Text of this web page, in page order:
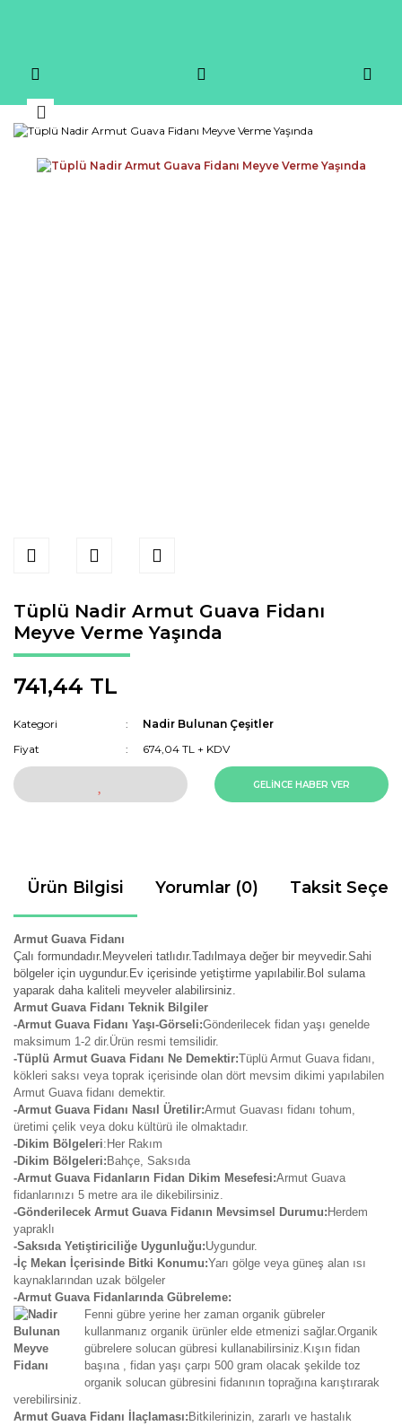
Tüplü Nadir Armut Guava Fidanı
Meyve Verme Yaşında
741,44 TL
Kategori
Nadir Bulunan Çeşitler
Fiyat
674,04 TL + KDV
GELİNCE HABER VER
Ürün Bilgisi Yorumlar (0) Taksit
Armut Guava Fidanı
Çalı formundadır.Meyveleri tatlıdır.Tadılmaya değer bir meyvedir.Sahi
bölgeler için uygundur.Ev içerisinde yetiştirme yapılabilir.Bol sulama
yaparak daha kaliteli meyveler alabilirsiniz.
Armut Guava Fidanı Teknik Bilgiler
-Armut Guava Fidanı Yaşı-Görseli:Gönderilecek fidan yaşı genelde
maksimum 1-2 dir.Ürün resmi temsilidir.
-Tüplü Armut Guava Fidanı Ne Demektir:Tüplü Armut Guava fidanı,
kökleri saksı veya toprak içerisinde olan dört mevsim dikimi yapılabilen
Armut Guava fidanı demektir.
-Armut Guava Fidanı Nasıl Üretilir:Armut Guavası fidanı tohum,
üretimi çelik veya doku kültürü ile olmaktadır.
-Dikim Bölgeleri:Her Rakım
-Dikim Bölgeleri: Bahçe, Saksıda
-Armut Guava Fidanların Fidan Dikim Mesefesi:Armut Guava
fidanlarınızı 5 metre ara ile dikebilirsiniz.
-Gönderilecek Armut Guava Fidanın Mevsimsel Durumu: Herdem
yapraklı
-Saksıda Yetiştiriciliğe Uygunluğu:Uygundur.
-İç Mekan İçerisinde Bitki Konumu:Yarı gölge veya güneş alan ısı
kaynaklarından uzak bölgeler
-Armut Guava Fidanlarında Gübreleme:
Fenni gübre yerine her zaman organik gübreler
kullanmanız organik ürünler elde etmenizi sağlar.Organik
gübrelere solucan gübresi kullanabilirsiniz.Kışın fidan
başına , fidan yaşı çarpı 500 gram olacak şekilde toz
organik solucan gübresini fidanının toprağına karıştırarak
verebilirsiniz.
Armut Guava Fidanı İlaçlaması: Bitkilerinizin, zararlı ve hastalık